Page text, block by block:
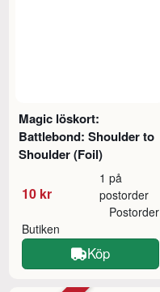
Magic löskort:
Battlebond: Shoulder to
Shoulder (Foil)
10 kr
1 på
postorder
Butiken
Postorder
Köp